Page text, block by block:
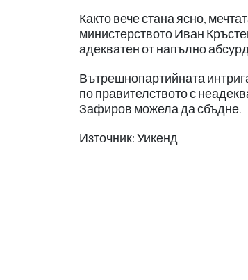
Както вече стана ясно,
министерството Иван
адекватен от напълно
Вътрешнопартийната
по правителството с
Зафиров можела да сбъдне.
Източник: Уикенд